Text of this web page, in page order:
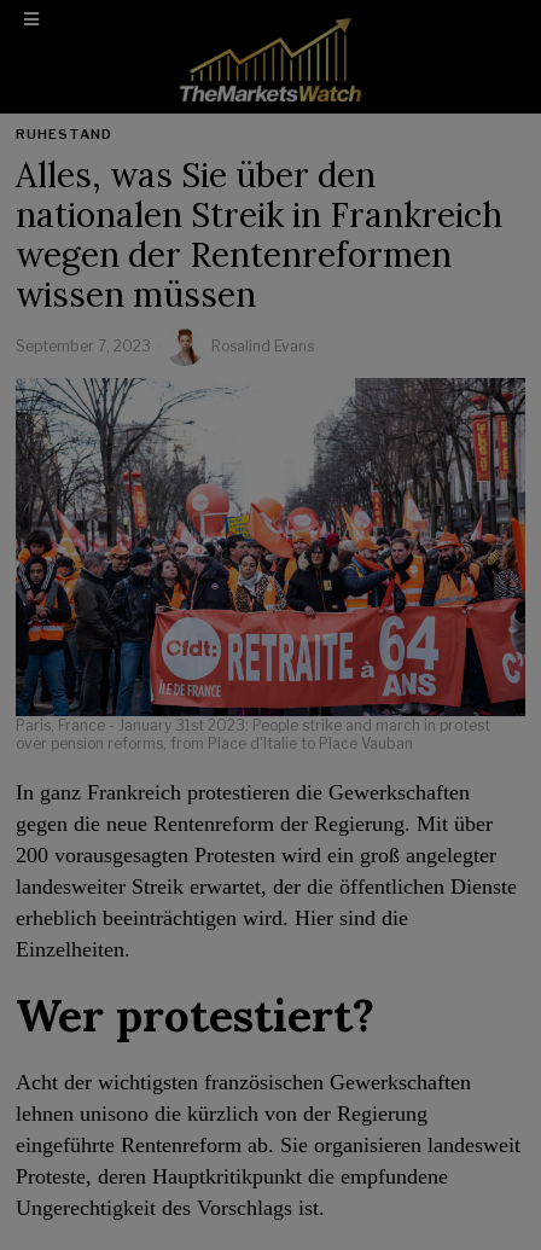
RUHESTAND
Alles, was Sie über den
nationalen Streik in Frankreich
wegen der Rentenreformen
wissen müssen
September 7, 2023 Rosalind Evans
Paris, France - January 31st 2023: People strike and march in protest
over pension reforms, from Place d'Italie to Place Vauban
In ganz Frankreich protestieren die Gewerkschaften
gegen die neue Rentenreform der Regierung. Mit über
200 vorausgesagten Protesten wird ein groß angelegter
landesweiter Streik erwartet, der die öffentlichen Dienste
erheblich beeinträchtigen wird. Hier sind die
Einzelheiten.
Wer protestiert?
Acht der wichtigsten französischen Gewerkschaften
lehnen unisono die kürzlich von der Regierung
eingeführte Rentenreform ab. Sie organisieren landesweit
Proteste, deren Hauptkritikpunkt die empfundene
Ungerechtigkeit des Vorschlags ist.